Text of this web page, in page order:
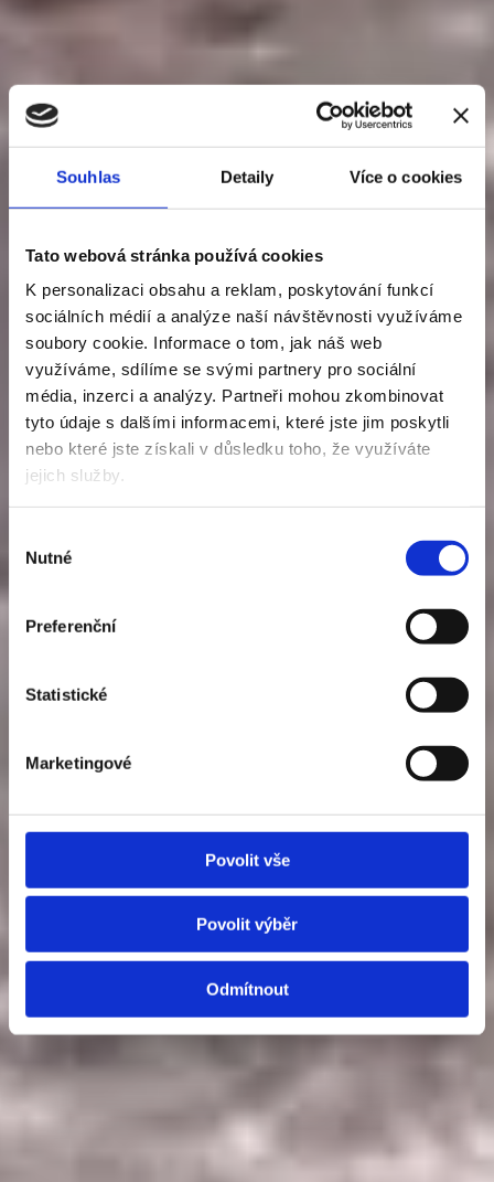
Souhlas Detaily Více o cookies
Tato webová stránka používá cookies
K personalizaci obsahu a reklam, poskytování funkcí
sociálních médií a analýze naší návštěvnosti využíváme
soubory cookie. Informace o tom, jak náš web
využíváme, sdílíme se svými partnery pro sociální
média, inzerci a analýzy. Partneři mohou zkombinovat
tyto údaje s dalšími informacemi, které jste jim poskytli
nebo které jste získali v důsledku toho, že využíváte
jejich služby.
souhlasu
Nutné
Preferenční
Statistické
Marketingové
Povolit vše
Povolit výběr
Odmítnout